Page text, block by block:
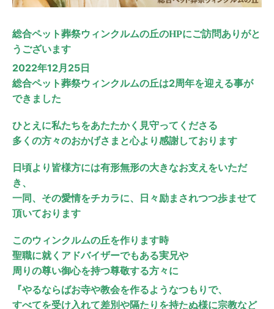
総合ペット葬祭ウィンクルムの丘のHPにご訪問ありがと
うございます
2022年12月25日
総合ペット葬祭ウィンクルムの丘は2周年を迎える事が
できました
ひとえに私たちをあたたかく見守ってくださる
多くの方々のおかげさまと心より感謝しております
日頃より皆様方には有形無形の大きなお支えをいただ
き、
一同、その愛情をチカラに、日々励まされつつ歩ませて
頂いております
このウィンクルムの丘を作ります時
聖職に就くアドバイザーでもある実兄や
周りの尊い御心を持つ尊敬する方々に
『やるならばお寺や教会を作るようなつもりで、
すべてを受け入れて差別や隔たりを持たぬ様に宗教など